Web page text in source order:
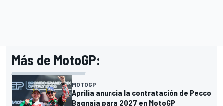
Más de MotoGP:
MOTOGP
Aprilia anuncia la contratación de Pecco
Bagnaia para 2027 en MotoGP